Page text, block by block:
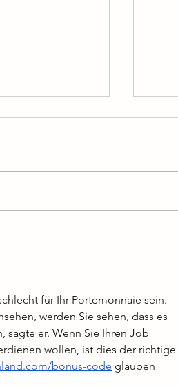
für Ihr Portemonnaie sein.
werden Sie sehen, dass es
sagte er. Wenn Sie Ihren Job
wollen, ist dies der richtige
bonus-code glauben